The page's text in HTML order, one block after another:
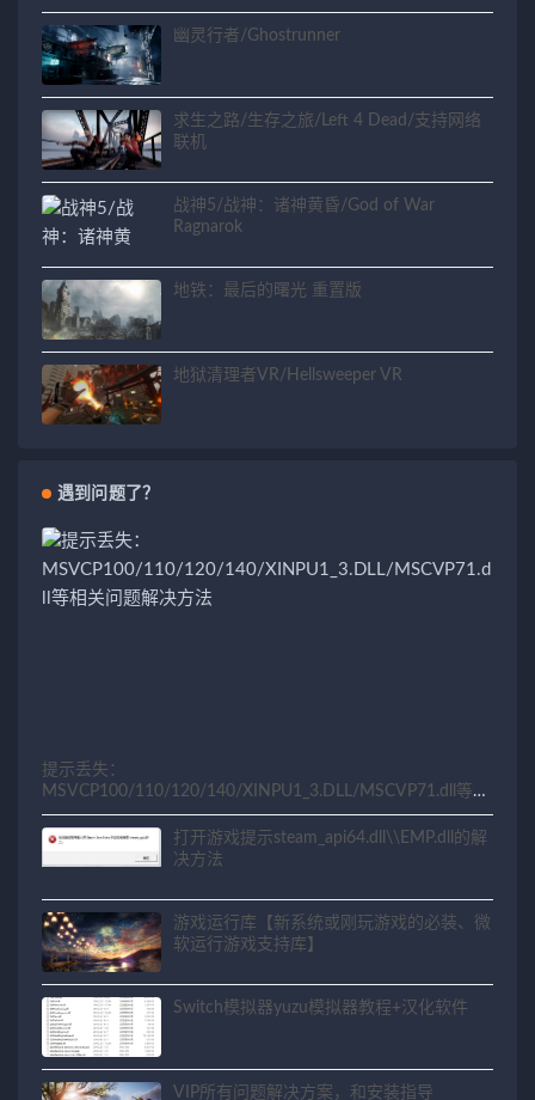
幽灵行者/Ghostrunner
求生之路/生存之旅/Left 4 Dead/支持网络
联机
战神5/战神：诸神黄昏/God of War
Ragnarok
地铁：最后的曙光 重置版
地狱清理者VR/Hellsweeper VR
遇到问题了？
提示丢失：
MSVCP100/110/120/140/XINPU1_3.DLL/MSCVP71.dll等相
关问题解决方法
打开游戏提示steam_api64.dll\\EMP.dll的解
决方法
游戏运行库【新系统或刚玩游戏的必装、微
软运行游戏支持库】
Switch模拟器yuzu模拟器教程+汉化软件
VIP所有问题解决方案，和安装指导